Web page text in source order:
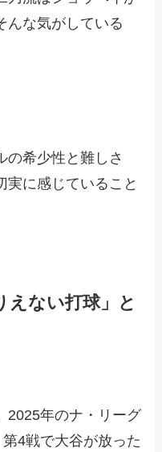
んな気がしている
の希少性と難しさ
実に感じていること
えない打球」と
2025年のナ・リーグ
4戦で大谷が放った